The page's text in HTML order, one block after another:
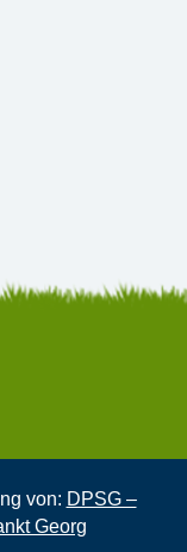
von: DPSG –
Georg